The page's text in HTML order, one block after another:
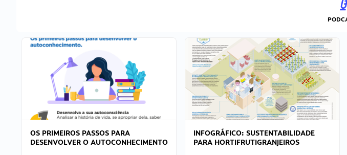
OS PRIMEIROS PASSOS PARA
DESENVOLVER O AUTOCONHECIMENTO
INFOGRÁFICO: SUSTENTABILIDADE
PARA HORTIFRUTIGRANJEIROS